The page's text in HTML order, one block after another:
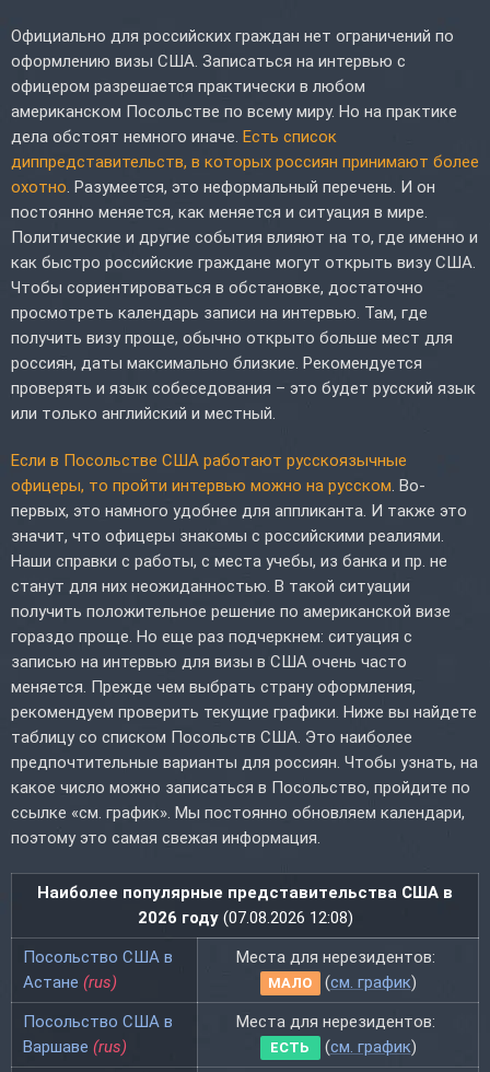
Официально для российских граждан нет ограничений по
оформлению визы США. Записаться на интервью с
офицером разрешается практически в любом
американском Посольстве по всему миру. Но на практике
дела обстоят немного иначе. Есть список
диппредставительств, в которых россиян принимают более
охотно . Разумеется, это неформальный перечень. И он
постоянно меняется, как меняется и ситуация в мире.
Политические и другие события влияют на то, где именно и
как быстро российские граждане могут открыть визу США.
Чтобы сориентироваться в обстановке, достаточно
просмотреть календарь записи на интервью. Там, где
получить визу проще, обычно открыто больше мест для
россиян, даты максимально близкие. Рекомендуется
проверять и язык собеседования – это будет русский язык
или только английский и местный.
Если в Посольстве США работают русскоязычные
офицеры, то пройти интервью можно на русском . Во-
первых, это намного удобнее для аппликанта. И также это
значит, что офицеры знакомы с российскими реалиями.
Наши справки с работы, с места учебы, из банка и пр. не
станут для них неожиданностью. В такой ситуации
получить положительное решение по американской визе
гораздо проще. Но еще раз подчеркнем: ситуация с
записью на интервью для визы в США очень часто
меняется. Прежде чем выбрать страну оформления,
рекомендуем проверить текущие графики. Ниже вы найдете
таблицу со списком Посольств США. Это наиболее
предпочтительные варианты для россиян. Чтобы узнать, на
какое число можно записаться в Посольство, пройдите по
ссылке «см. график». Мы постоянно обновляем календари,
поэтому это самая свежая информация.
Наиболее популярные представительства США в
2026 году(07.08.2026 12:08)
Посольство США в
Астане (rus)
Места для нерезидентов:
МАЛО (см. график)
Посольство США в
Варшаве (rus)
Места для нерезидентов:
ЕСТЬ (см. график)